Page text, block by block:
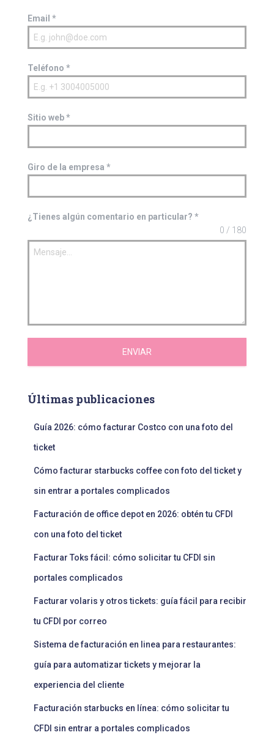
Email *
Teléfono *
Sitio web*
Giro de la empresa *
¿Tienes algún comentario en particular? *
0 / 180
ENVIAR
Últimas publicaciones
Guía 2026: cómo facturar Costco con una foto del
ticket
Cómo facturar starbucks coffee con foto del ticket y
sin entrar a portales complicados
Facturación de office depot en 2026: obtén tu CFDI
con una foto del ticket
Facturar Toks fácil: cómo solicitar tu CFDI sin
portales complicados
Facturar volaris y otros tickets: guía fácil para recibir
tu CFDI por correo
Sistema de facturación en linea para restaurantes:
guía para automatizar tickets y mejorar la
experiencia del cliente
Facturación starbucks en línea: cómo solicitar tu
CFDI sin entrar a portales complicados